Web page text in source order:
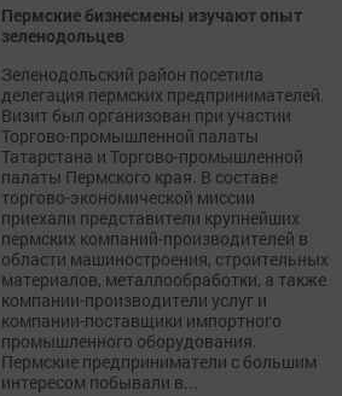
Пермские бизнесмены изучают опыт
зеленодольцев
Зеленодольский район посетила
делегация пермских предпринимателей.
Визит был организован при участии
Торгово-промышленной палаты
Татарстана и Торгово-промышленной
палаты Пермского края. В составе
торгово-экономической миссии
приехали представители крупнейших
пермских компаний-производителей в
области машиностроения, строительных
материалов, металлообработки, а также
компании-производители услуг и
компании-поставщики импортного
промышленного оборудования.
Пермские предприниматели с большим
интересом побывали в...